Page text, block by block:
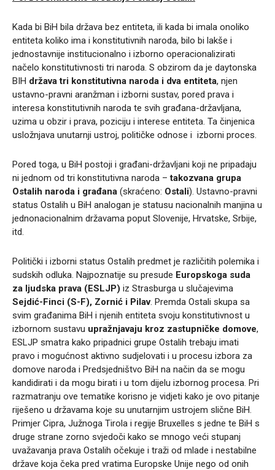
Kada bi BiH bila država bez entiteta, ili kada bi imala onoliko
entiteta koliko ima i konstitutivnih naroda, bilo bi lakše i
jednostavnije institucionalno i izborno operacionalizirati
načelo konstitutivnosti tri naroda. S obzirom da je daytonska
BIH država tri konstitutivna naroda i dva entiteta, njen
ustavno-pravni aranžman i izborni sustav, pored prava i
interesa konstitutivnih naroda te svih građana-državljana,
uzima u obzir i prava, poziciju i interese entiteta. Ta činjenica
usložnjava unutarnji ustroj, političke odnose i izborni proces.
Pored toga, u BiH postoji i građani-državljani koji ne pripadaju
ni jednom od tri konstitutivna naroda – takozvana grupa
Ostalih naroda i građana (skraćeno: Ostali). Ustavno-pravni
status Ostalih u BiH analogan je statusu nacionalnih manjina u
jednonacionalnim državama poput Slovenije, Hrvatske, Srbije,
itd.
Politički i izborni status Ostalih predmet je različitih polemika i
sudskih odluka. Najpoznatije su presude Europskoga suda
za ljudska prava (ESLJP) iz Strasburga u slučajevima
Sejdić-Finci (S-F), Zornić i Pilav. Premda Ostali skupa sa
svim građanima BiH i njenih entiteta svoju konstitutivnost u
izbornom sustavu upražnjavaju kroz zastupničke domove,
ESLJP smatra kako pripadnici grupe Ostalih trebaju imati
pravo i mogućnost aktivno sudjelovati i u procesu izbora za
domove naroda i Predsjedništvo BiH na način da se mogu
kandidirati i da mogu birati i u tom dijelu izbornog procesa. Pri
razmatranju ove tematike korisno je vidjeti kako je ovo pitanje
riješeno u državama koje su unutarnjim ustrojem slične BiH.
Primjer Cipra, Južnoga Tirola i regije Bruxelles s jedne te BiH s
druge strane zorno svjedoči kako se mnogo veći stupanj
uvažavanja prava Ostalih očekuje i traži od mlade i nestabilne
države koja čeka pred vratima Europske Unije nego od onih